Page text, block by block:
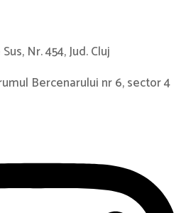
Nr. 454, Jud. Cluj
Bercenarului nr 6, sector 4